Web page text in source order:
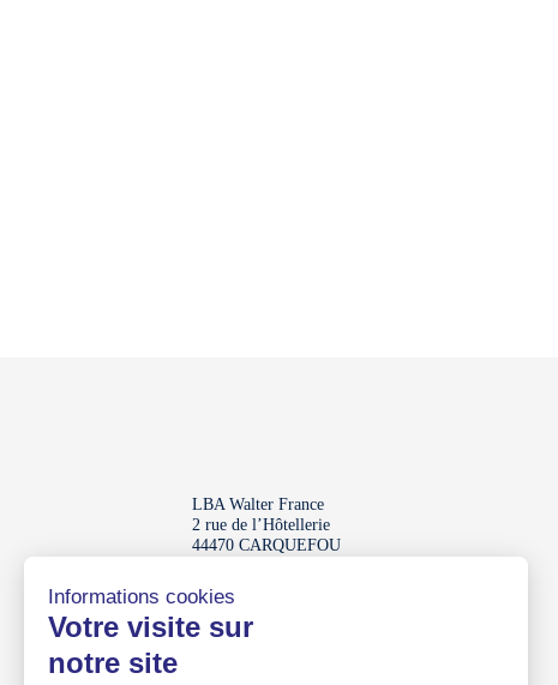
LBA Walter France
2 rue de l’Hôtellerie
44470 CARQUEFOU
Réseau labelisé